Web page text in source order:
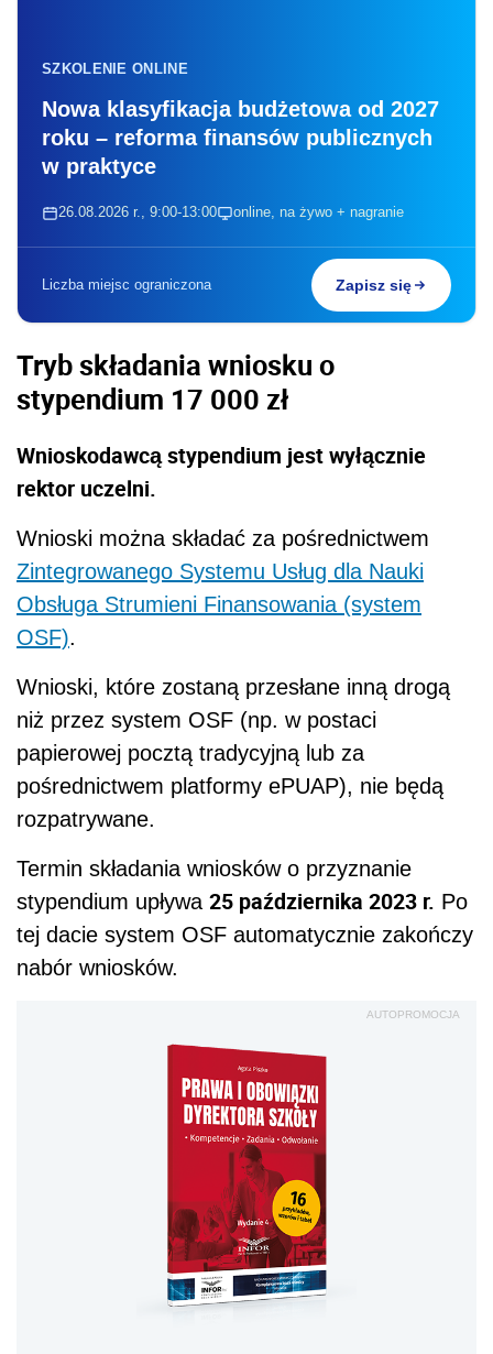
SZKOLENIE ONLINE
Nowa klasyfikacja budżetowa od 2027
roku – reforma finansów publicznych
w praktyce
26.08.2026 r., 9:00-13:00 online, na żywo + nagranie
Liczba miejsc ograniczona Zapisz się
Tryb składania wniosku o
stypendium 17 000 zł
Wnioskodawcą stypendium jest wyłącznie
rektor uczelni.
Wnioski można składać za pośrednictwem
Zintegrowanego Systemu Usług dla Nauki
Obsługa Strumieni Finansowania (system
OSF).
Wnioski, które zostaną przesłane inną drogą
niż przez system OSF (np. w postaci
papierowej pocztą tradycyjną lub za
pośrednictwem platformy ePUAP), nie będą
rozpatrywane.
Termin składania wniosków o przyznanie
stypendium upływa 25 października 2023 r. Po
tej dacie system OSF automatycznie zakończy
nabór wniosków.
AUTOPROMOCJA